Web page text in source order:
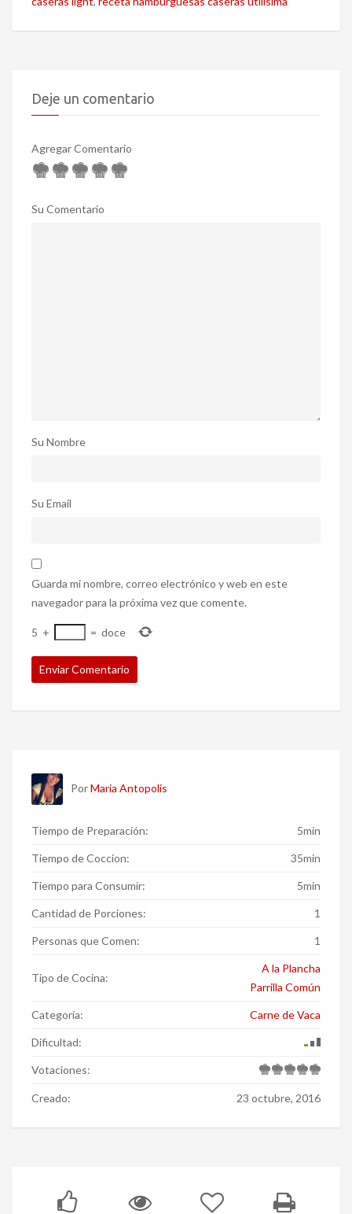
Deje un comentario
Agregar Comentario
Su Comentario
Su Nombre
Su Email
Guarda mi nombre, correo electrónico y web en este
navegador para la próxima vez que comente.
5 + = doce
PorMaria Antopolis
Tiempo de Preparación: 5min
Tiempo de Coccion: 35min
Tiempo para Consumir: 5min
Cantidad de Porciones: 1
Personas que Comen: 1
Tipo de Cocina:
A la Plancha
Parrilla Común
Categoría: Carne de Vaca
Dificultad:
Votaciones:
Creado: 23 octubre, 2016